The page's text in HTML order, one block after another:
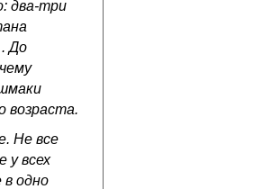
два-три
До
возраста.
Не все
у всех
одно